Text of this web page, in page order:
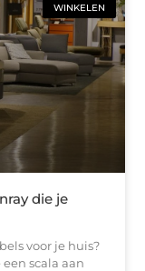
WINKELEN
die je
voor je huis?
scala aan